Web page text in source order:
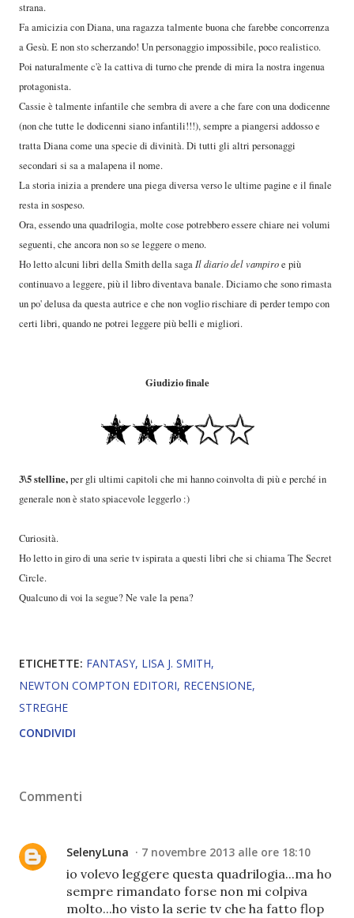
strana.
Fa amicizia con Diana, una ragazza talmente buona che farebbe concorrenza
a Gesù. E non sto scherzando! Un personaggio impossibile, poco realistico.
Poi naturalmente c'è la cattiva di turno che prende di mira la nostra ingenua
protagonista.
Cassie è talmente infantile che sembra di avere a che fare con una dodicenne
(non che tutte le dodicenni siano infantili!!!), sempre a piangersi addosso e
tratta Diana come una specie di divinità. Di tutti gli altri personaggi
secondari si sa a malapena il nome.
La storia inizia a prendere una piega diversa verso le ultime pagine e il finale
resta in sospeso.
Ora, essendo una quadrilogia, molte cose potrebbero essere chiare nei volumi
seguenti, che ancora non so se leggere o meno.
Ho letto alcuni libri della Smith della saga Il diario del vampiroe più
continuavo a leggere, più il libro diventava banale. Diciamo che sono rimasta
un po' delusa da questa autrice e che non voglio rischiare di perder tempo con
certi libri, quando ne potrei leggere più belli e migliori.
Giudizio finale
3\5 stelline,per gli ultimi capitoli che mi hanno coinvolta di più e perché in
generale non è stato spiacevole leggerlo :)
Curiosità.
Ho letto in giro di una serie tv ispirata a questi libri che si chiama The Secret
Circle.
Qualcuno di voi la segue? Ne vale la pena?
ETICHETTE: FANTASY LISA J. SMITH
NEWTON COMPTON EDITORI RECENSIONE
STREGHE
CONDIVIDI
Commenti
SelenyLuna 7 novembre 2013 alle ore 18:10
io volevo leggere questa quadrilogia...ma ho
sempre rimandato forse non mi colpiva
molto...ho visto la serie tv che ha fatto flop